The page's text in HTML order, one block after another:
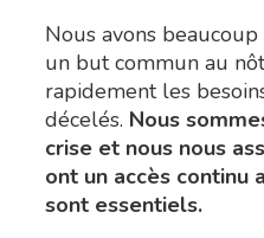
Nous avons
un but commun au
rapidement les
décelés. Nous
crise et nous nous
ont un accès continu
sont essentiels.